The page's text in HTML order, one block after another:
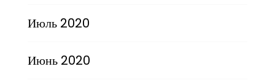
Июль 2020
Июнь 2020